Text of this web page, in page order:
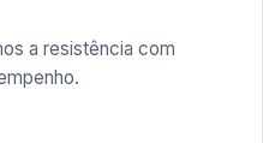
a resistência com